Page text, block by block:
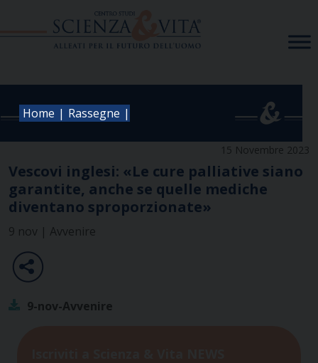
Home | Rassegne |
15 Novembre 2023
Vescovi inglesi: «Le cure palliative siano
garantite, anche se quelle mediche
diventano sproporzionate»
9 nov | Avvenire
9-nov-Avvenire